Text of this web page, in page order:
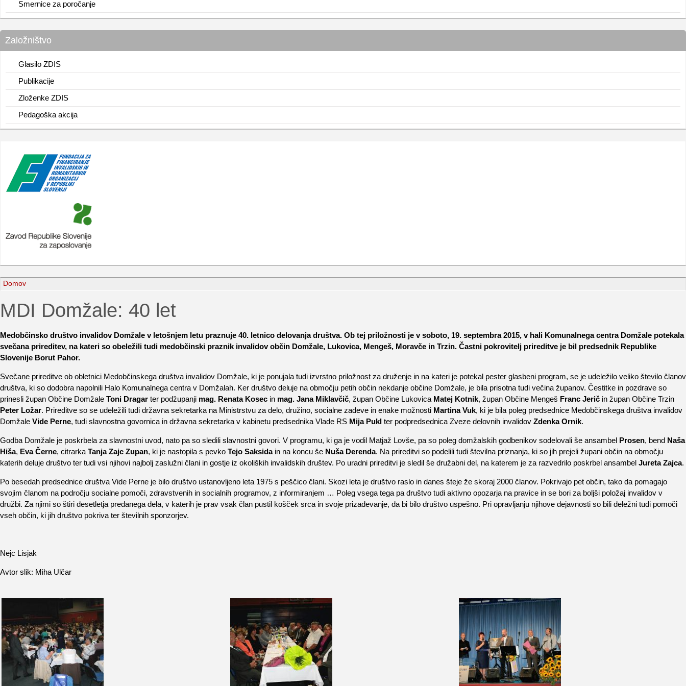
Smernice za poročanje
Založništvo
Glasilo ZDIS
Publikacije
Zloženke ZDIS
Pedagoška akcija
Domov
MDI Domžale: 40 let
Medobčinsko društvo invalidov Domžale v letošnjem letu praznuje 40. letnico delovanja društva. Ob tej priložnosti je v soboto, 19. septembra 2015, v hali Komunalnega centra Domžale potekala
svečana prireditev, na kateri so obeležili tudi medobčinski praznik invalidov občin Domžale, Lukovica, Mengeš, Moravče in Trzin. Častni pokrovitelj prireditve je bil predsednik Republike
Slovenije Borut Pahor.
Svečane prireditve ob obletnici Medobčinskega društva invalidov Domžale, ki je ponujala tudi izvrstno priložnost za druženje in na kateri je potekal pester glasbeni program, se je udeležilo veliko število članov
društva, ki so dodobra napolnili Halo Komunalnega centra v Domžalah. Ker društvo deluje na območju petih občin nekdanje občine Domžale, je bila prisotna tudi večina županov. Čestitke in pozdrave so
prinesli župan Občine Domžale Toni Dragar ter podžupanji mag. Renata Kosec in mag. Jana Miklavčič, župan Občine Lukovica Matej Kotnik, župan Občine Mengeš Franc Jerič in župan Občine Trzin
Peter Ložar. Prireditve so se udeležili tudi državna sekretarka na Ministrstvu za delo, družino, socialne zadeve in enake možnosti Martina Vuk, ki je bila poleg predsednice Medobčinskega društva invalidov
Domžale Vide Perne, tudi slavnostna govornica in državna sekretarka v kabinetu predsednika Vlade RS Mija Pukl ter podpredsednica Zveze delovnih invalidov Zdenka Ornik.
Godba Domžale je poskrbela za slavnostni uvod, nato pa so sledili slavnostni govori. V programu, ki ga je vodil Matjaž Lovše, pa so poleg domžalskih godbenikov sodelovali še ansambel Prosen, bend Naša
Hiša, Eva Černe, citrarka Tanja Zajc Zupan, ki je nastopila s pevko Tejo Saksidain na koncu še Nuša Derenda. Na prireditvi so podelili tudi številna priznanja, ki so jih prejeli župani občin na območju
katerih deluje društvo ter tudi vsi njihovi najbolj zaslužni člani in gostje iz okoliških invalidskih društev. Po uradni prireditvi je sledil še družabni del, na katerem je za razvedrilo poskrbel ansambel Jureta Zajca.
Po besedah predsednice društva Vide Perne je bilo društvo ustanovljeno leta 1975 s peščico člani. Skozi leta je društvo raslo in danes šteje že skoraj 2000 članov. Pokrivajo pet občin, tako da pomagajo
svojim članom na področju socialne pomoči, zdravstvenih in socialnih programov, z informiranjem … Poleg vsega tega pa društvo tudi aktivno opozarja na pravice in se bori za boljši položaj invalidov v
družbi. Za njimi so štiri desetletja predanega dela, v katerih je prav vsak član pustil košček srca in svoje prizadevanje, da bi bilo društvo uspešno. Pri opravljanju njihove dejavnosti so bili deležni tudi pomoči
vseh občin, ki jih društvo pokriva ter številnih sponzorjev.
Nejc Lisjak
Avtor slik: Miha Ulčar